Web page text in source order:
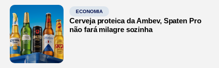
ECONOMIA
Cerveja proteica da Ambev, Spaten Pro
não fará milagre sozinha